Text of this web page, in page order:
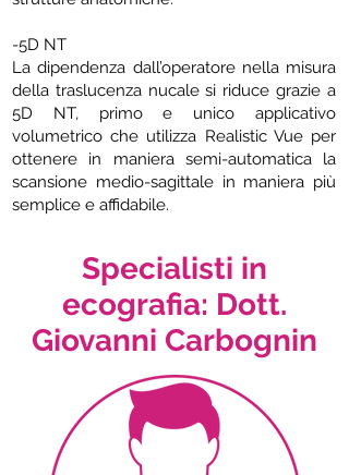
-5D NT
La dipendenza dall’operatore nella misura
della traslucenza nucale si riduce grazie a
5D NT, primo e unico applicativo
volumetrico che utilizza Realistic Vue per
ottenere in maniera semi-automatica la
scansione medio-sagittale in maniera più
semplice e affidabile.
Specialisti in
ecografia: Dott.
Giovanni Carbognin